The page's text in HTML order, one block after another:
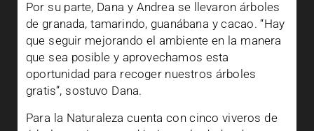
Por su parte, Dana y Andrea se llevaron árboles
de granada, tamarindo, guanábana y cacao. “Hay
que seguir mejorando el ambiente en la manera
que sea posible y aprovechamos esta
oportunidad para recoger nuestros árboles
gratis”, sostuvo Dana.
Para la Naturaleza cuenta con cinco viveros de